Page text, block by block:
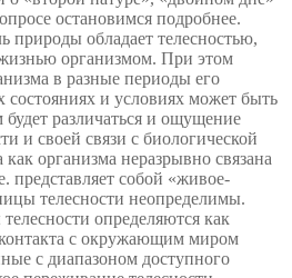
остановимся подробнее.
природы обладает телесностью,
организмом. При этом
в разные периоды его
состояниях и условиях может быть
различаться и ощущение
и своей связи с биологической
организма неразрывно связана
собой «живое-
телесности неопределимы.
определяются как
с окружающим миром
с диапазоном доступного